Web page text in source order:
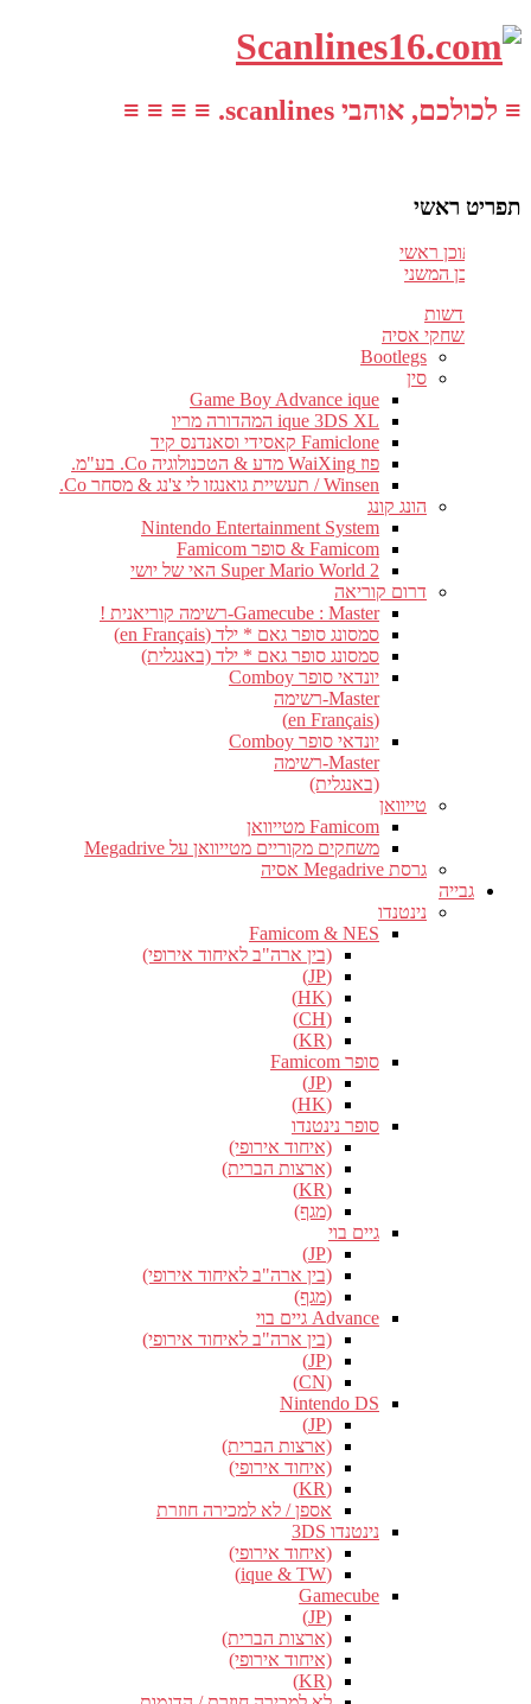
≡ לכולכם, אוהבי scanlines. ≡ ≡ ≡ ≡
תפריט ראשי
עבור לתוכן ראשי
דלג לתוכן המשני
חדשות
משחקי אסיה
Bootlegs
סין
Game Boy Advance ique
ique 3DS XL המהדורה מריו
Famiclone קאסידי וסאנדנס קיד
פוז WaiXing מדע & הטכנולוגיה Co. בע"מ.
Winsen / תעשיית גואנגזו לי צ'נג & מסחר Co.
הונג קונג
Nintendo Entertainment System
Famicom & סופר Famicom
Super Mario World 2 האי של יושי
דרום קוריאה
Gamecube : Master-רשימה קוריאנית !
סמסונג סופר גאם * ילד (en Français)
סמסונג סופר גאם * ילד (באנגלית)
יונדאי סופר Comboy
Master-רשימה
(en Français)
יונדאי סופר Comboy
Master-רשימה
(באנגלית)
טייוואן
Famicom מטייוואן
משחקים מקוריים מטייוואן על Megadrive
גרסת Megadrive אסיה
גבייה
נינטנדו
Famicom & NES
(בין ארה"ב לאיחוד אירופי)
(JP)
(HK)
(CH)
(KR)
סופר Famicom
(JP)
(HK)
סופר נינטנדו
(איחוד אירופי)
(ארצות הברית)
(KR)
(מגף)
גיים בוי
(JP)
(בין ארה"ב לאיחוד אירופי)
(מגף)
Advance גיים בוי
(בין ארה"ב לאיחוד אירופי)
(JP)
(CN)
Nintendo DS
(JP)
(ארצות הברית)
(איחוד אירופי)
(KR)
אספן / לא למכירה חוזרת
נינטנדו 3DS
(איחוד אירופי)
(ique & TW)
Gamecube
(JP)
(ארצות הברית)
(איחוד אירופי)
(KR)